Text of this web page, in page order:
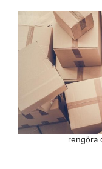
rengöra